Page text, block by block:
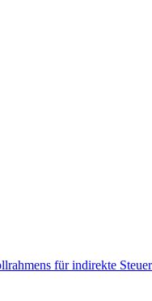
für indirekte